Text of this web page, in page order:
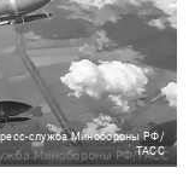
служба Минобороны РФ/
ТАСС